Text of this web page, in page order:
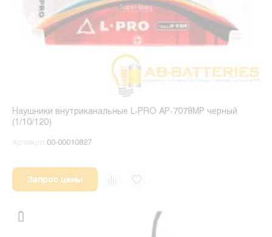
Наушники внутриканальные L-PRO AP-7078MP черный
(1/10/120)
Артикул 00-00010827
Запрос цены